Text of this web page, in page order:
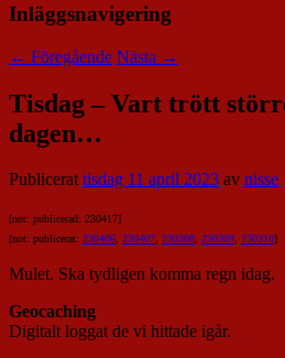
Inläggsnavigering
← Föregående Nästa →
Tisdag – Vart trött
dagen…
Publicerattisdag 11 april 2023 av nisse
[not: publicerad: 230417]
[not: publicerat: 230406, 230407, 230308, 230309, 230310]
Mulet. Ska tydligen komma regn idag.
Geocaching
Digitalt loggat de vi hittade igår.